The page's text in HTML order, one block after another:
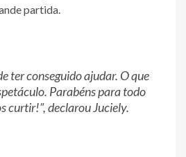
partida.
ter conseguido ajudar. O que
Parabéns para todo
curtir!”, declarou Juciely.